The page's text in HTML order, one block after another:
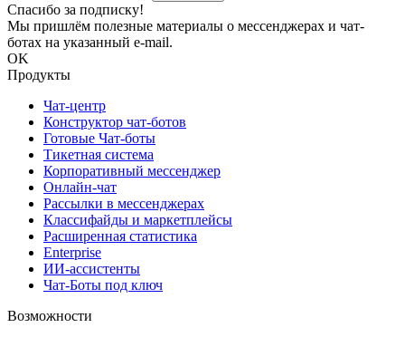
Спасибо за подписку!
Мы пришлём полезные материалы о мессенджерах и чат-
ботах на указанный e-mail.
OK
Продукты
Чат-центр
Конструктор чат-ботов
Готовые Чат-боты
Тикетная система
Корпоративный мессенджер
Онлайн-чат
Рассылки в мессенджерах
Классифайды и маркетплейсы
Расширенная статистика
Enterprise
ИИ-ассистенты
Чат-Боты под ключ
Возможности